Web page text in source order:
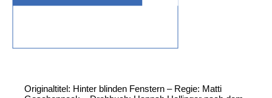
Originaltitel: Hinter blinden Fenstern – Regie: Matti